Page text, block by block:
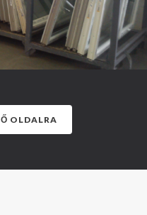
OLDALRA